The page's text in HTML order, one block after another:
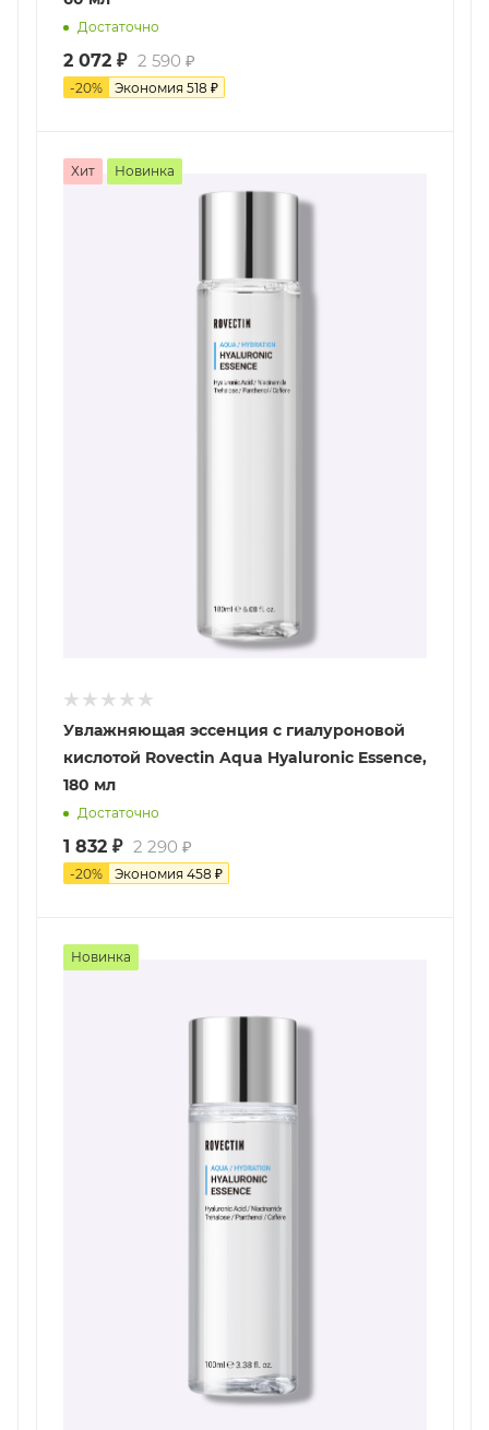
Достаточно
2 072 ₽ 2 590 ₽
-20% Экономия 518 ₽
Хит Новинка
Увлажняющая эссенция с гиалуроновой
кислотой Rovectin Aqua Hyaluronic Essence,
180 мл
Достаточно
1 832 ₽ 2 290 ₽
-20% Экономия 458 ₽
Новинка